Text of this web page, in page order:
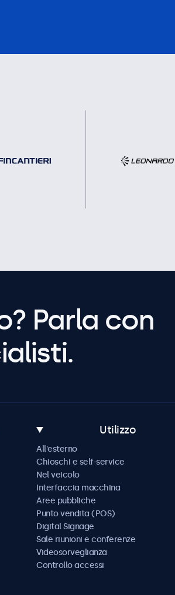
Parla con
Utilizzo
All'esterno
Chioschi e self-service
Nel veicolo
Interfaccia macchina
Aree pubbliche
Punto vendita (POS)
Digital Signage
Sale riunioni e conferenze
Videosorveglianza
Controllo accessi